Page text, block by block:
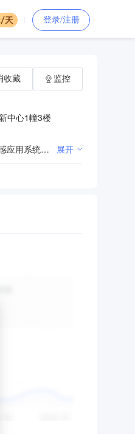
登录/注册
中心1幢3楼
一般项目：地理遥感信息服务；信息系统集成服务；计算机系统服务；信息系统运行维护服务；不动产登记代理服务；环境保护监测；卫星遥感应用系统集成；卫星技术综合应用系统集成；卫星遥感数据处理；数据处理服务；市政设施管理；软件开发；社会稳定风险评估；规划设计管理；生态资源监测；森林防火服务；档案整理服务；林业专业及辅助性活动（除许可业务外，可自主依法经营法律法规非禁止或限制的项目）许可项目：测绘服务；国土空间规划编制；建设工程质量检测；地质灾害治理工程勘查；文物保护工程勘察（依法须经批准的项目，经相关部门批准后方可开展经营活动） 展开
收藏 监控